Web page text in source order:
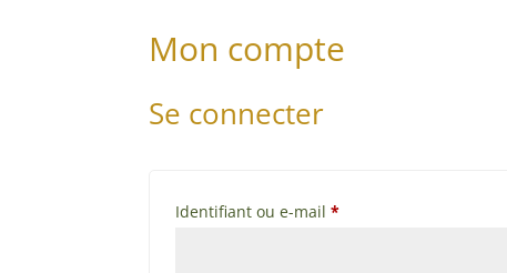
Mon compte
Se connecter
Identifiant ou e-mail*Obligatoire